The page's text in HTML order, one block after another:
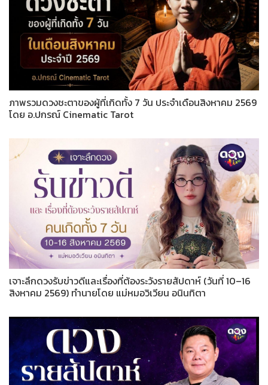
ภาพรวมดวงชะตาของผู้ที่เกิดทั้ง 7 วัน ประจำเดือนสิงหาคม 2569
โดย อ.ปกรณ์ Cinematic Tarot
เจาะลึกดวงรับข่าวดีและเรื่องที่ต้องระวังรายสัปดาห์ (วันที่ 10–16
สิงหาคม 2569) ทำนายโดย แม่หมอวิเวียน อนินทิตา